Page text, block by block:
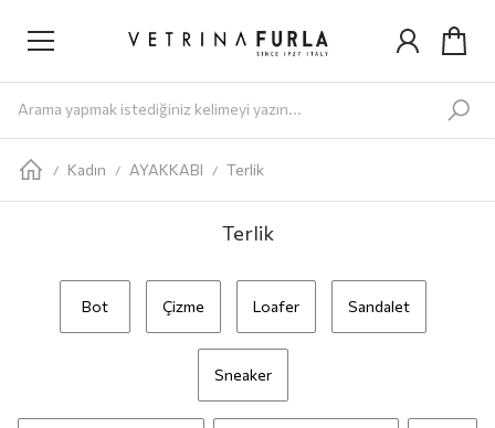
/
Kadın / AYAKKABI / Terlik
Terlik
Bot Çizme Loafer Sandalet
Sneaker